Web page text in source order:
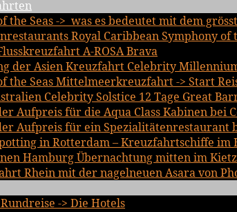
the Seas -> was es bedeutet mit dem
Royal Caribbean Symphony of
A-ROSA Brava
der Asien Kreuzfahrt Celebrity
the Seas Mittelmeerkreuzfahrt -> Start
Celebrity Solstice 12 Tage Great
Aufpreis für die Aqua Class Kabinen bei
Aufpreis für ein Spezialitätenrestaurant
in Rotterdam – Kreuzfahrtschiffe
Hamburg Übernachtung mitten im
Rhein mit der nagelneuen Asara von
-> Die Hotels